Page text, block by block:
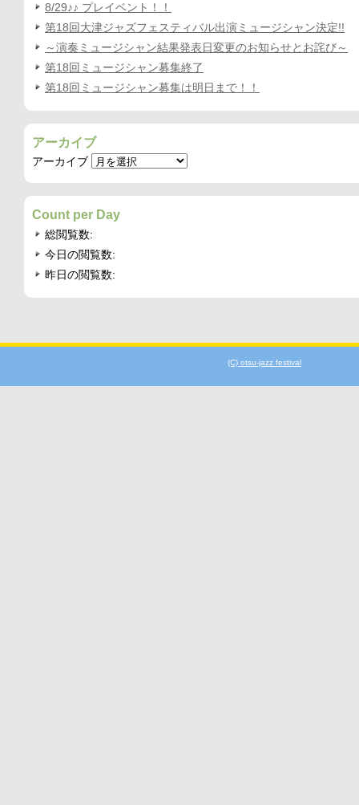
8/29♪♪ プレイベント！！
第18回大津ジャズフェスティバル出演ミュージシャン決定!!
～演奏ミュージシャン結果発表日変更のお知らせとお詫び～
第18回ミュージシャン募集終了
第18回ミュージシャン募集は明日まで！！
アーカイブ
アーカイブ
Count per Day
総閲覧数:
今日の閲覧数:
昨日の閲覧数:
(C) otsu-jazz festival